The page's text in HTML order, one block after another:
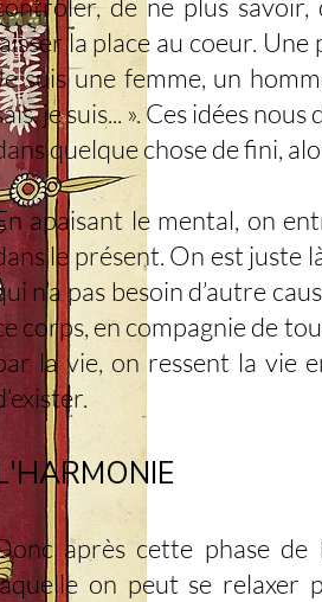
de ne plus savoir,
la place au coeur. Une
suis une femme, un
je suis... ». Ces idées
quelque chose de fini,
apaisant le mental, on
le présent. On est juste
n’a pas besoin d’autre
corps, en compagnie de
la vie, on ressent la vie
après cette phase de
on peut se relaxer